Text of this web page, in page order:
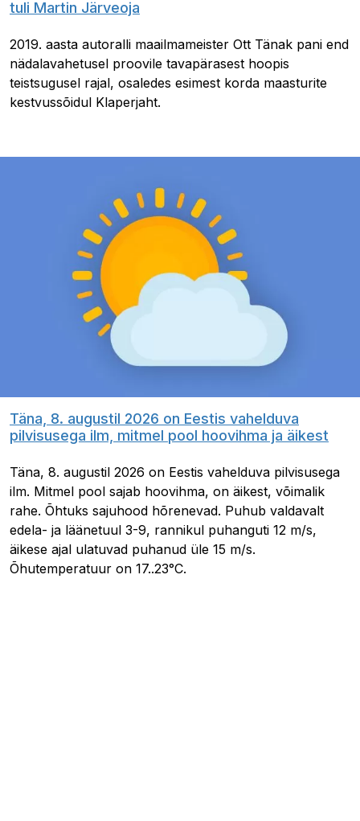
tuli Martin Järveoja
2019. aasta autoralli maailmameister Ott Tänak pani end
nädalavahetusel proovile tavapärasest hoopis
teistsugusel rajal, osaledes esimest korda maasturite
kestvussõidul Klaperjaht.
Täna, 8. augustil 2026 on Eestis vahelduva
pilvisusega ilm, mitmel pool hoovihma ja äikest
Täna, 8. augustil 2026 on Eestis vahelduva pilvisusega
ilm. Mitmel pool sajab hoovihma, on äikest, võimalik
rahe. Õhtuks sajuhood hõrenevad. Puhub valdavalt
edela- ja läänetuul 3-9, rannikul puhanguti 12 m/s,
äikese ajal ulatuvad puhanud üle 15 m/s.
Õhutemperatuur on 17..23°C.